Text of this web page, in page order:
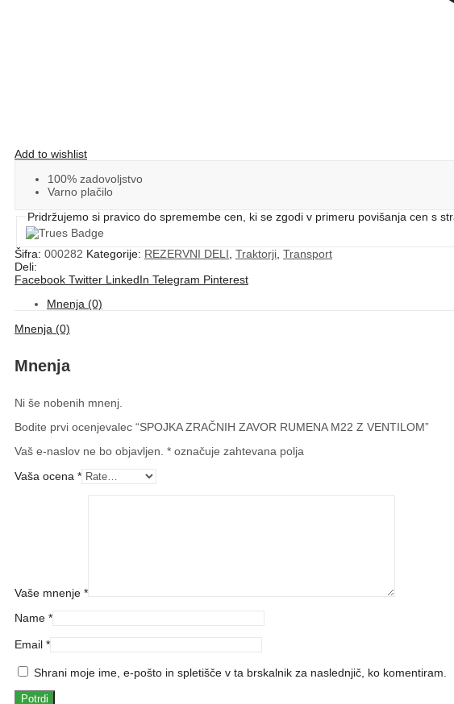
Add to wishlist
100% zadovoljstvo
Varno plačilo
Pridržujemo si pravico do spremembe cen, ki se zgodi v primeru povišanja cen s
Šifra: 000282 Kategorije: REZERVNI DELI Traktorji Transport
Deli:
Facebook Twitter LinkedIn Telegram Pinterest
Mnenja (0)
Mnenja (0)
Mnenja
Ni še nobenih mnenj.
Bodite prvi ocenjevalec “SPOJKA ZRAČNIH ZAVOR RUMENA M22 Z VENTILOM”
Vaš e-naslov ne bo objavljen. * označuje zahtevana polja
Vaša ocena *
Vaše mnenje *
Name *
Email *
Shrani moje ime, e-pošto in spletišče v ta brskalnik za naslednjič, ko komentiram.